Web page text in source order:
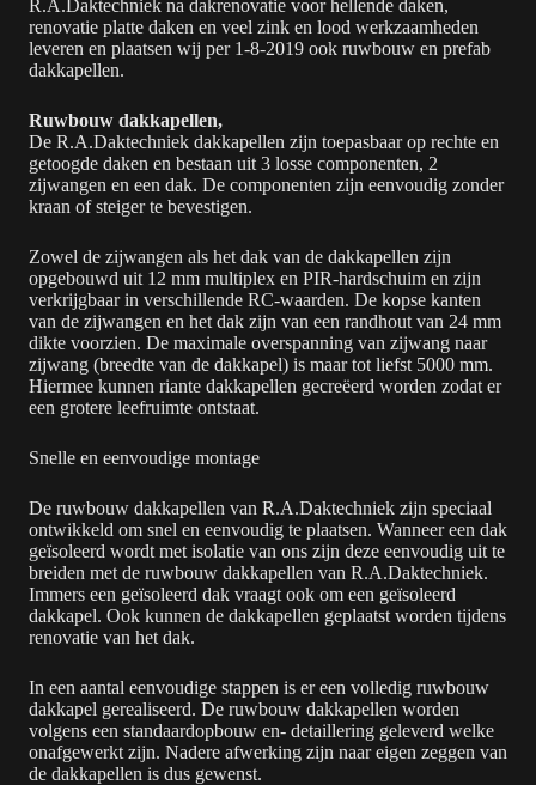
R.A.Daktechniek na dakrenovatie voor hellende daken,
renovatie platte daken en veel zink en lood werkzaamheden
leveren en plaatsen wij per 1-8-2019 ook ruwbouw en prefab
dakkapellen.
Ruwbouw dakkapellen,
De R.A.Daktechniek dakkapellen zijn toepasbaar op rechte en
getoogde daken en bestaan uit 3 losse componenten, 2
zijwangen en een dak. De componenten zijn eenvoudig zonder
kraan of steiger te bevestigen.
Zowel de zijwangen als het dak van de dakkapellen zijn
opgebouwd uit 12 mm multiplex en PIR-hardschuim en zijn
verkrijgbaar in verschillende RC-waarden. De kopse kanten
van de zijwangen en het dak zijn van een randhout van 24 mm
dikte voorzien. De maximale overspanning van zijwang naar
zijwang (breedte van de dakkapel) is maar tot liefst 5000 mm.
Hiermee kunnen riante dakkapellen gecreëerd worden zodat er
een grotere leefruimte ontstaat.
Snelle en eenvoudige montage
De ruwbouw dakkapellen van R.A.Daktechniek zijn speciaal
ontwikkeld om snel en eenvoudig te plaatsen. Wanneer een dak
geïsoleerd wordt met isolatie van ons zijn deze eenvoudig uit te
breiden met de ruwbouw dakkapellen van R.A.Daktechniek.
Immers een geïsoleerd dak vraagt ook om een geïsoleerd
dakkapel. Ook kunnen de dakkapellen geplaatst worden tijdens
renovatie van het dak.
In een aantal eenvoudige stappen is er een volledig ruwbouw
dakkapel gerealiseerd. De ruwbouw dakkapellen worden
volgens een standaardopbouw en- detaillering geleverd welke
onafgewerkt zijn. Nadere afwerking zijn naar eigen zeggen van
de dakkapellen is dus gewenst.